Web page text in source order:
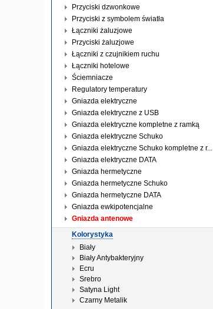
Przyciski dzwonkowe
Przyciski z symbolem światła
Łączniki żaluzjowe
Przyciski żaluzjowe
Łączniki z czujnikiem ruchu
Łączniki hotelowe
Ściemniacze
Regulatory temperatury
Gniazda elektryczne
Gniazda elektryczne z USB
Gniazda elektryczne kompletne z ramką
Gniazda elektryczne Schuko
Gniazda elektryczne Schuko kompletne z r...
Gniazda elektryczne DATA
Gniazda hermetyczne
Gniazda hermetyczne Schuko
Gniazda hermetyczne DATA
Gniazda ewkipotencjalne
Gniazda antenowe
Kolorystyka
Biały
Biały Antybakteryjny
Ecru
Srebro
Satyna Light
Czarny Metalik